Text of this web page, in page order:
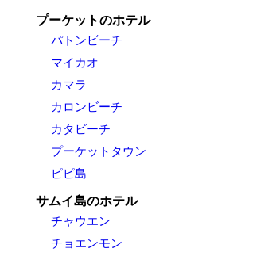
プーケットのホテル
パトンビーチ
マイカオ
カマラ
カロンビーチ
カタビーチ
プーケットタウン
ピピ島
サムイ島のホテル
チャウエン
チョエンモン